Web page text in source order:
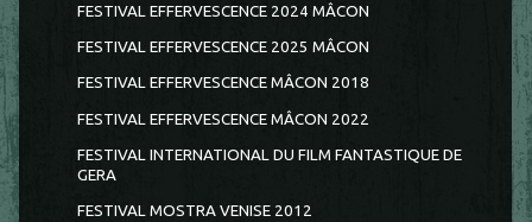
FESTIVAL EFFERVESCENCE 2024 MÂCON
FESTIVAL EFFERVESCENCE 2025 MÂCON
FESTIVAL EFFERVESCENCE MÂCON 2018
FESTIVAL EFFERVESCENCE MÂCON 2022
FESTIVAL INTERNATIONAL DU FILM FANTASTIQUE DE
GERA
FESTIVAL MOSTRA VENISE 2012